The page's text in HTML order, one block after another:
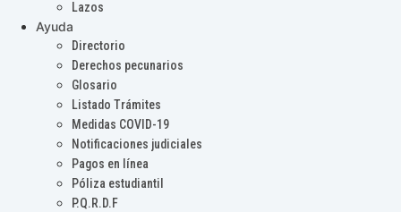
Lazos
Ayuda
Directorio
Derechos pecunarios
Glosario
Listado Trámites
Medidas COVID-19
Notificaciones judiciales
Pagos en línea
Póliza estudiantil
P.Q.R.D.F